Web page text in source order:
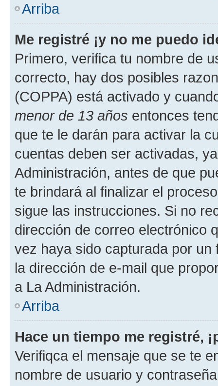
Arriba
Me registré ¡y no me puedo
Primero, verifica tu nombre de
correcto, hay dos posibles
(COPPA) está activado y
menor de 13 años entonces
que te le darán para activar la
cuentas deben ser activadas,
Administración, antes de que
te brindará al finalizar el
sigue las instrucciones. Si no
dirección de correo electrónico
vez haya sido capturada por
la dirección de e-mail que
a La Administración.
Arriba
Hace un tiempo me registré,
Verifiqca el mensaje que se te
nombre de usuario y